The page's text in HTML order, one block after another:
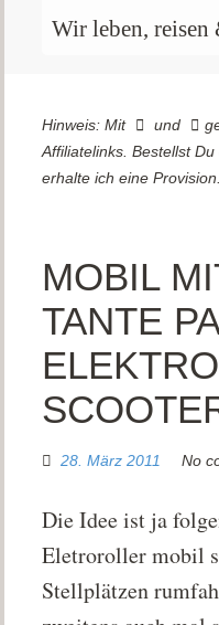
Wir leben,
Hinweis: Mit und
Affiliatelinks. Bestellst
erhalte ich eine Provision.
MOBIL
TANTE
28. März 2011 No
Die Idee ist ja
Eletroroller mobil
Stellplätzen